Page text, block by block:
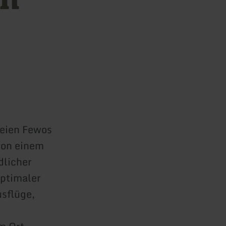
Fewos
einem